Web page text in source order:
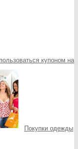
купоном на
Покупки одежды